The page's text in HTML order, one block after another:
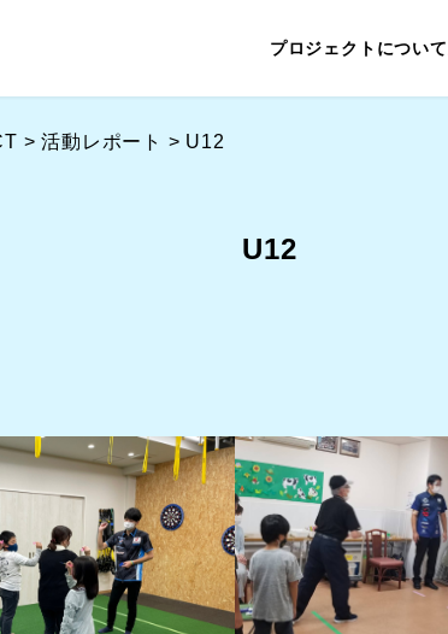
プロジェクトについて
>活動レポート > U12
U12